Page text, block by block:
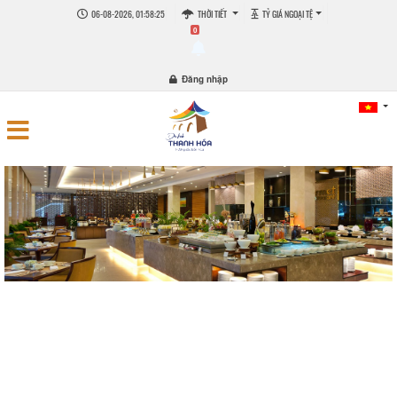
06-08-2026, 01:58:26 THỜI TIẾT TỶ GIÁ NGOẠI TỆ
0
Đăng nhập